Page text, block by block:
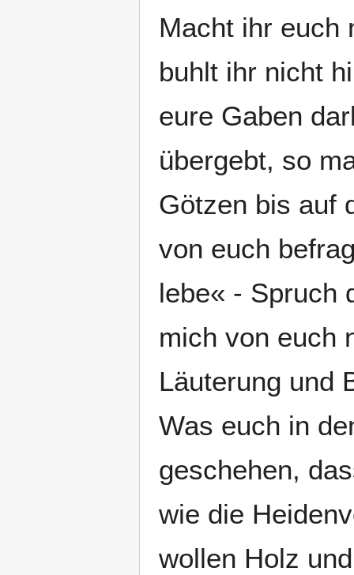
Macht ihr euch
buhlt ihr nicht
eure Gaben
übergebt, so
Götzen bis auf
von euch
lebe« - Spruch
mich von euch
Läuterung und
Was euch in
geschehen,
wie die
wollen Holz